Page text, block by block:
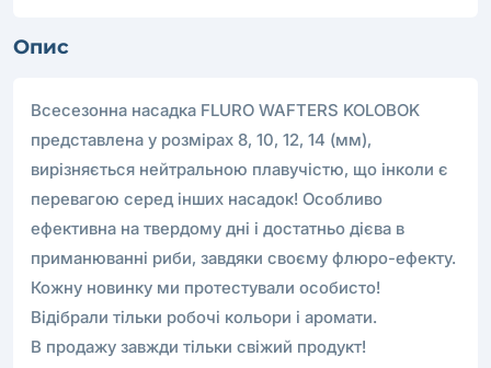
Опис
Всесезонна насадка FLURO WAFTERS KOLOBOK
представлена у розмірах 8, 10, 12, 14 (мм),
вирізняється нейтральною плавучістю, що інколи є
перевагою серед інших насадок! Особливо
ефективна на твердому дні і достатньо дієва в
приманюванні риби, завдяки своєму флюро-ефекту.
Кожну новинку ми протестували особисто!
Відібрали тільки робочі кольори і аромати.
В продажу завжди тільки свіжий продукт!